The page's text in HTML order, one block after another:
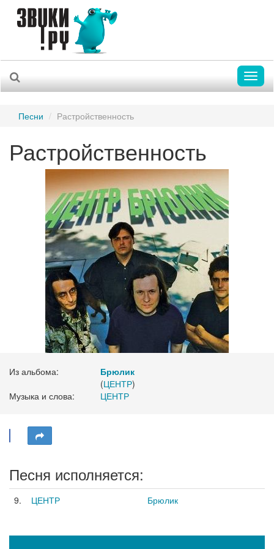
Песни Растройственность
Растройственность
Из альбома:
Брюлик
(ЦЕНТР)
Музыка и слова:
ЦЕНТР
Песня исполняется:
9. ЦЕНТР Брюлик